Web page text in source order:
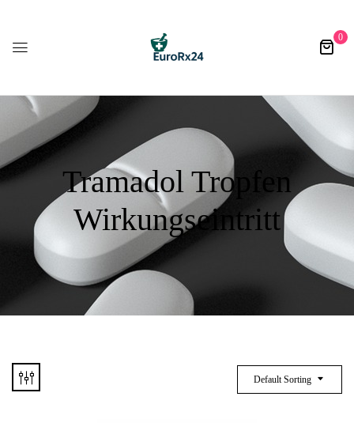
0
Tramadol Tropfen
Wirkungseintritt
Default Sorting